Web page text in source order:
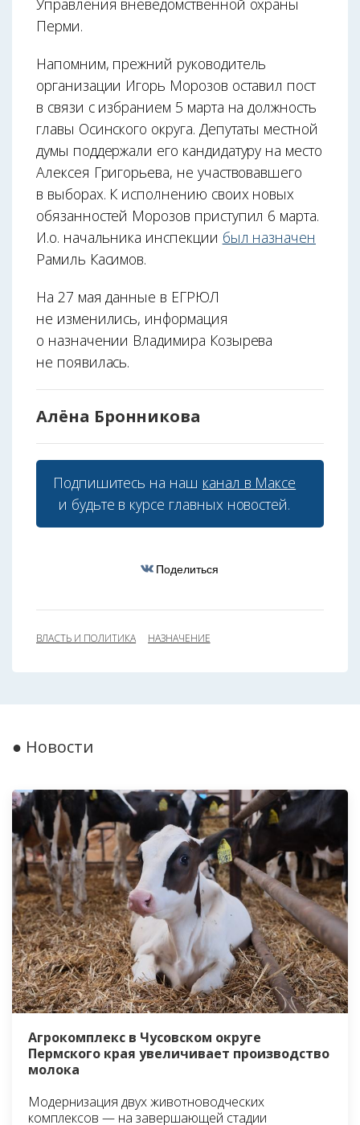
Перми.
Напомним, прежний руководитель
организации Игорь Морозов оставил пост
в связи с избранием 5 марта на должность
главы Осинского округа. Депутаты местной
думы поддержали его кандидатуру на место
Алексея Григорьева, не участвовавшего
в выборах. К исполнению своих новых
обязанностей Морозов приступил 6 марта.
И.о. начальника инспекции был назначен
Рамиль Касимов.
На 27 мая данные в ЕГРЮЛ
не изменились, информация
о назначении Владимира Козырева
не появилась.
Алёна Бронникова
Подпишитесь на наш канал в Максе
и будьте в курсе главных новостей.
Поделиться
ВЛАСТЬ И ПОЛИТИКА НАЗНАЧЕНИЕ
● Новости
Агрокомплекс в Чусовском округе
Пермского края увеличивает производство
молока
Модернизация двух животноводческих
комплексов — на завершающей стадии